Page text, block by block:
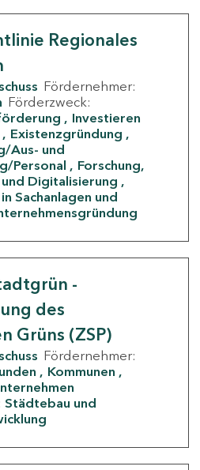
Regionales
Fördernehmer:
Förderzweck:
Investieren
Existenzgründung
Aus- und
Personal
Forschung,
Digitalisierung
Sachanlagen und
-
des
Grüns (ZSP)
Fördernehmer:
Kommunen
Städtebau und